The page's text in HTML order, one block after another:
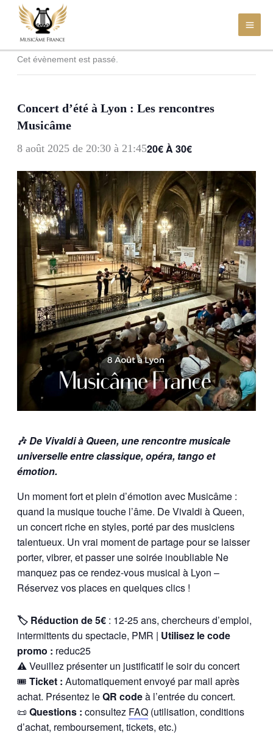
contenu
Cet évènement est passé.
Concert d’été à Lyon : Les rencontres
Musicâme
8 août 2025 de 20:30à 21:4520€ À 30€
🎶De Vivaldi à Queen, une rencontre musicale
universelle entre classique, opéra, tango et
émotion.
Un moment fort et plein d’émotion avec Musicâme :
quand la musique touche l’âme. De Vivaldi à Queen,
un concert riche en styles, porté par des musiciens
talentueux. Un vrai moment de partage pour se laisser
porter, vibrer, et passer une soirée inoubliable Ne
manquez pas ce rendez-vous musical à Lyon –
Réservez vos places en quelques clics !
🏷️ Réduction de 5€ : 12-25 ans, chercheurs d’emploi,
intermittents du spectacle, PMR | Utilisez le code
promo : reduc25
⚠️Veuillez présenter un justificatif le soir du concert
🎟 Ticket : Automatiquement envoyé par mail après
achat. Présentez leQR codeà l’entrée du concert.
📜 Questions : consultez FAQ(utilisation, conditions
d’achat, remboursement, tickets, etc.)